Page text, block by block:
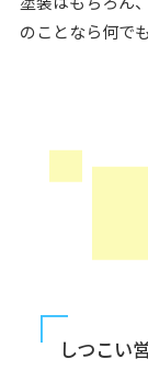
のことなら何で
しつこい